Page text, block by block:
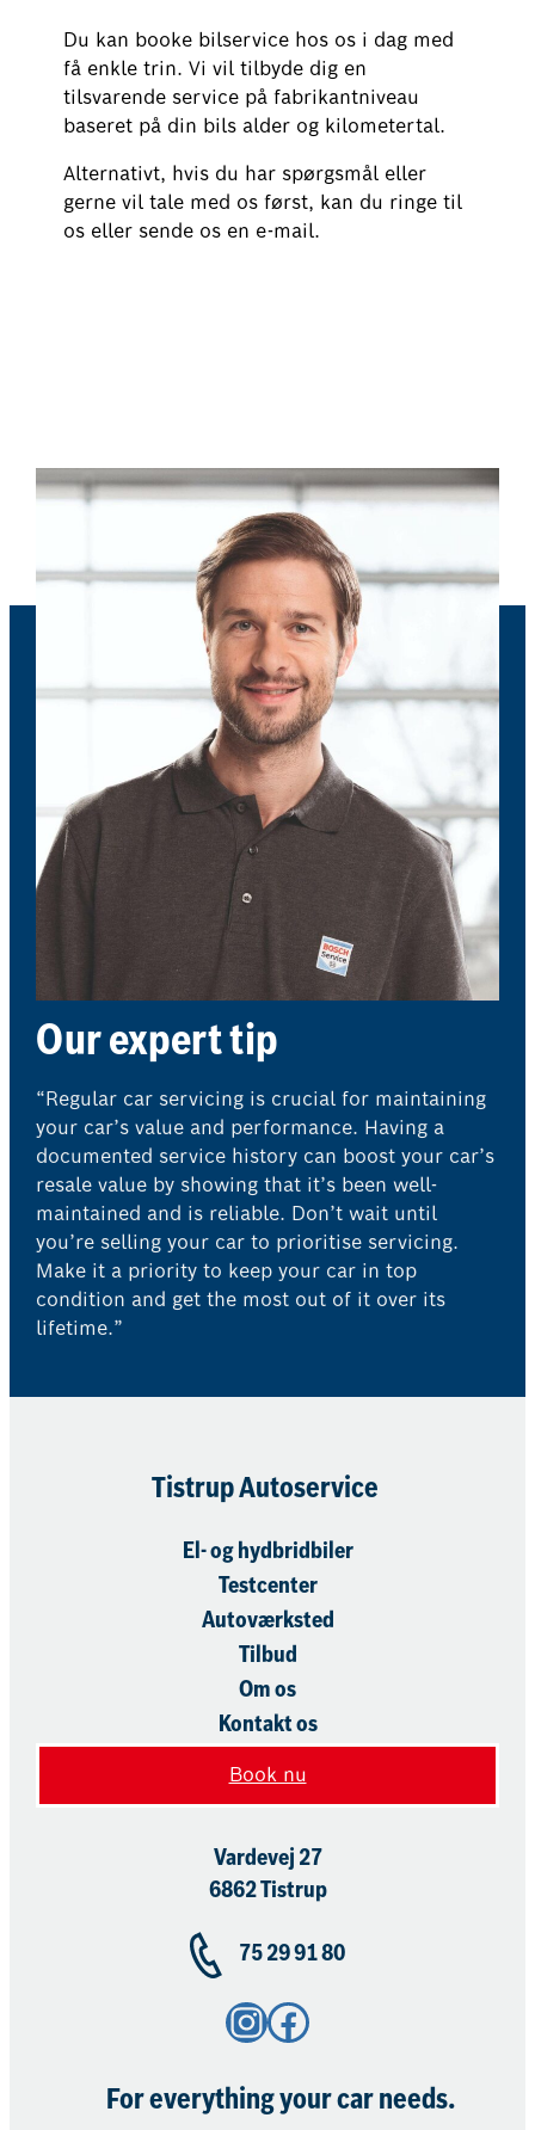
Du kan booke bilservice hos os i dag med
få enkle trin. Vi vil tilbyde dig en
tilsvarende service på fabrikantniveau
baseret på din bils alder og kilometertal.
Alternativt, hvis du har spørgsmål eller
gerne vil tale med os først, kan du ringe til
os eller sende os en e-mail.
Our expert tip
“Regular car servicing is crucial for maintaining
your car’s value and performance. Having a
documented service history can boost your car’s
resale value by showing that it’s been well-
maintained and is reliable. Don’t wait until
you’re selling your car to prioritise servicing.
Make it a priority to keep your car in top
condition and get the most out of it over its
lifetime.”
Tistrup Autoservice
El- og hydbridbiler
Testcenter
Autoværksted
Tilbud
Om os
Kontakt os
Book nu
Vardevej 27
6862 Tistrup
75 29 91 80
Instagram Facebook
For everything your car needs.